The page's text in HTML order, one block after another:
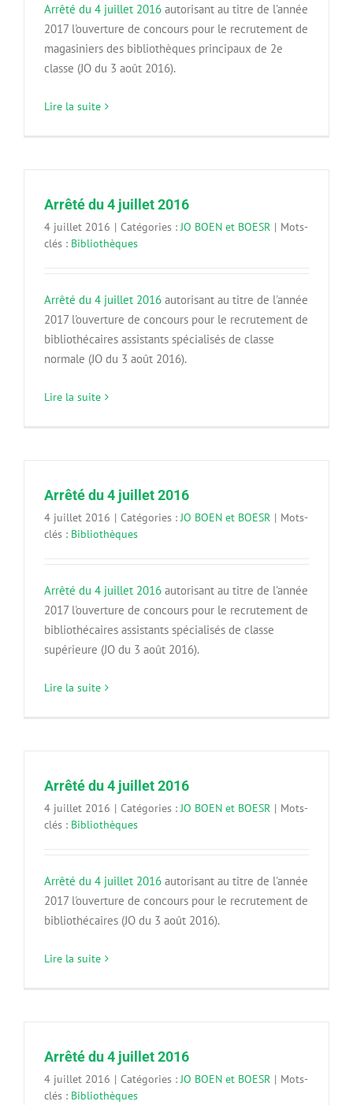
Arrêté du 4 juillet 2016 autorisant au titre de l'année
2017 l'ouverture de concours pour le recrutement de
magasiniers des bibliothèques principaux de 2e
classe (JO du 3 août 2016).
Lire la suite
Arrêté du 4 juillet 2016
4 juillet 2016 | Catégories : JO BOEN et BOESR | Mots-
clés : Bibliothèques
Arrêté du 4 juillet 2016 autorisant au titre de l'année
2017 l'ouverture de concours pour le recrutement de
bibliothécaires assistants spécialisés de classe
normale (JO du 3 août 2016).
Lire la suite
Arrêté du 4 juillet 2016
4 juillet 2016 | Catégories : JO BOEN et BOESR | Mots-
clés : Bibliothèques
Arrêté du 4 juillet 2016 autorisant au titre de l'année
2017 l'ouverture de concours pour le recrutement de
bibliothécaires assistants spécialisés de classe
supérieure (JO du 3 août 2016).
Lire la suite
Arrêté du 4 juillet 2016
4 juillet 2016 | Catégories : JO BOEN et BOESR | Mots-
clés : Bibliothèques
Arrêté du 4 juillet 2016 autorisant au titre de l'année
2017 l'ouverture de concours pour le recrutement de
bibliothécaires (JO du 3 août 2016).
Lire la suite
Arrêté du 4 juillet 2016
4 juillet 2016 | Catégories : JO BOEN et BOESR | Mots-
clés : Bibliothèques